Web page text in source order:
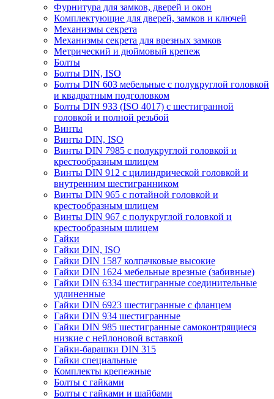
Фурнитура для замков, дверей и окон
Комплектующие для дверей, замков и ключей
Механизмы секрета
Механизмы секрета для врезных замков
Метрический и дюймовый крепеж
Болты
Болты DIN, ISO
Болты DIN 603 мебельные с полукруглой головкой
и квадратным подголовком
Болты DIN 933 (ISO 4017) с шестигранной
головкой и полной резьбой
Винты
Винты DIN, ISO
Винты DIN 7985 с полукруглой головкой и
крестообразным шлицем
Винты DIN 912 с цилиндрической головкой и
внутренним шестигранником
Винты DIN 965 с потайной головкой и
крестообразным шлицем
Винты DIN 967 с полукруглой головкой и
крестообразным шлицем
Гайки
Гайки DIN, ISO
Гайки DIN 1587 колпачковые высокие
Гайки DIN 1624 мебельные врезные (забивные)
Гайки DIN 6334 шестигранные соединительные
удлиненные
Гайки DIN 6923 шестигранные с фланцем
Гайки DIN 934 шестигранные
Гайки DIN 985 шестигранные самоконтрящиеся
низкие с нейлоновой вставкой
Гайки-барашки DIN 315
Гайки специальные
Комплекты крепежные
Болты с гайками
Болты с гайками и шайбами